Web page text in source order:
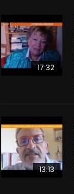
17:32
13:13